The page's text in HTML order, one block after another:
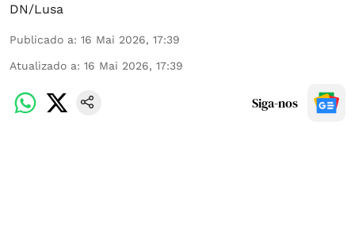
DN/Lusa
Publicado a: 16 Mai 2026, 17:39
Atualizado a: 16 Mai 2026, 17:39
Siga-nos